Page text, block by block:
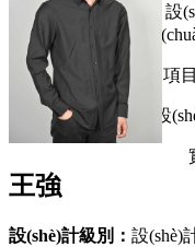
王強
設(shè)計級別： 設(shè)
設
主創
項
項目設